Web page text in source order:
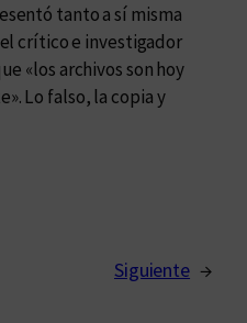
tanto a sí misma
crítico e investigador
«los archivos son hoy
Lo falso, la copia y
Siguiente →